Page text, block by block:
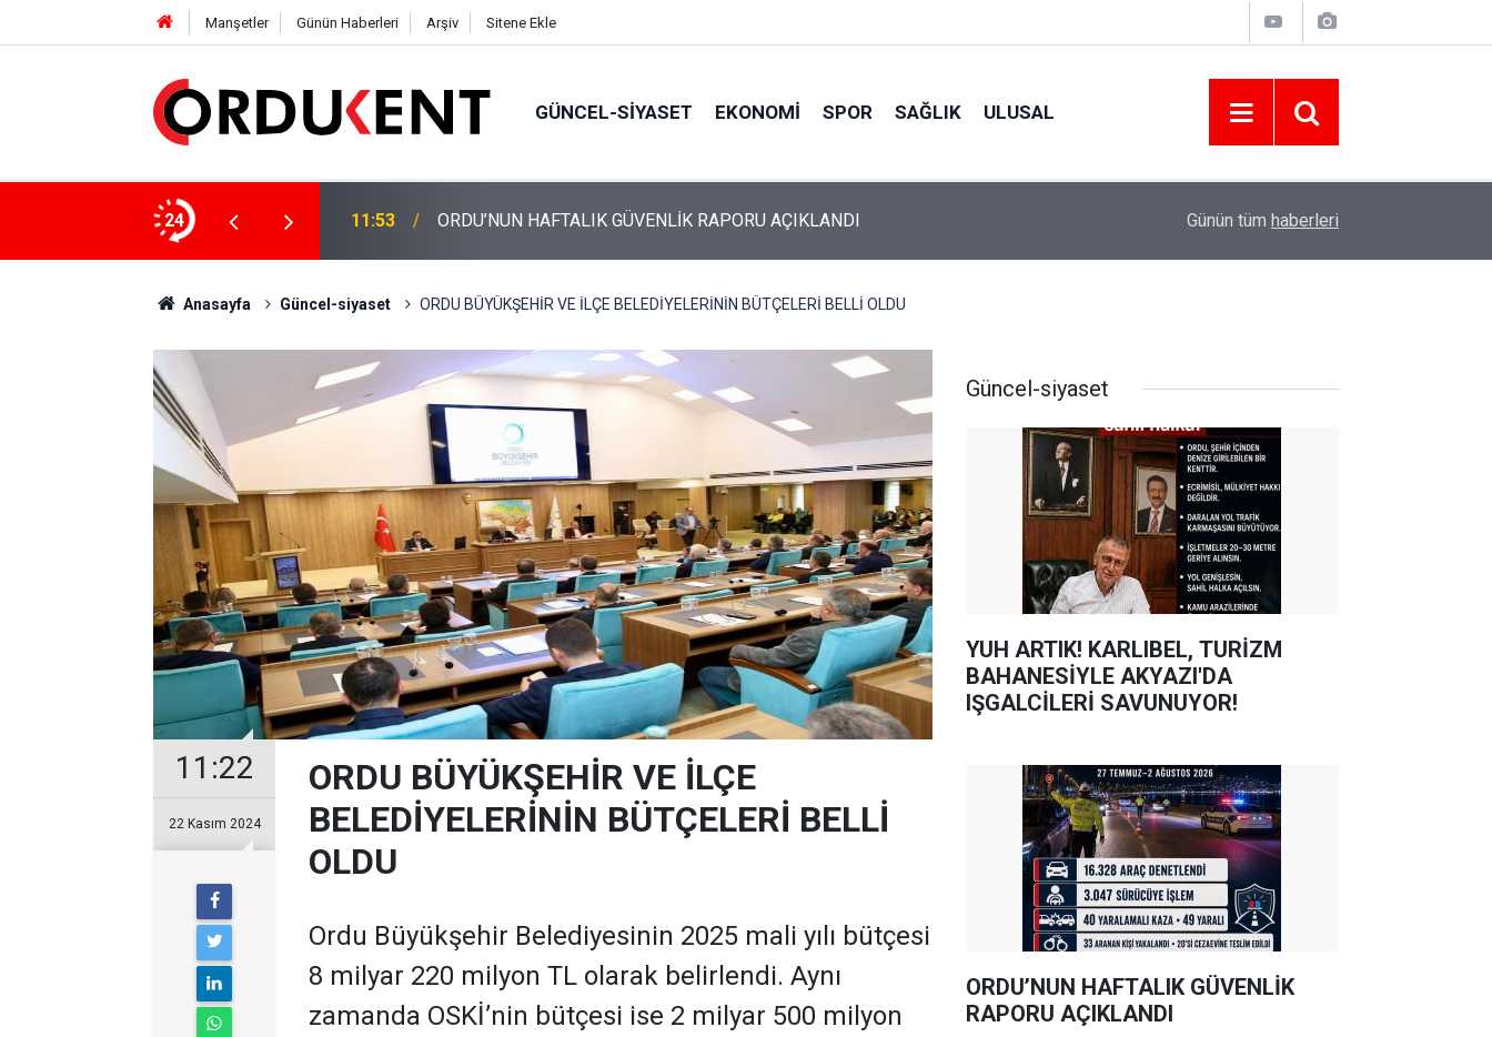
Manşetler Günün Haberleri Arşiv Sitene Ekle
GÜNCEL-SIYASET EKONOMI SPOR SAĞLIK ULUSAL
24 11:53 ORDU’NUN HAFTALIK GÜVENLİK RAPORU AÇIKLANDI 15-16 AĞUSTOS 2026 TARİHLERİNDE
Günün tüm haberleri
Anasayfa Güncel-siyaset ORDU BÜYÜKŞEHİR VE İLÇE BELEDİYELERİNİN BÜTÇELERİ BELLİ OLDU
11:22
22 Kasım 2024
ORDU BÜYÜKŞEHİR VE İLÇE
BELEDİYELERİNİN BÜTÇELERİ BELLİ
OLDU
Ordu Büyükşehir Belediyesinin 2025 mali yılı bütçesi
8 milyar 220 milyon TL olarak belirlendi. Aynı
zamanda OSKİ’nin bütçesi ise 2 milyar 500 milyon
Güncel-siyaset
YUH ARTIK! KARLIBEL, TURİZM
BAHANESİYLE AKYAZI'DA
IŞGALCİLERİ SAVUNUYOR!
ORDU’NUN HAFTALIK GÜVENLİK
RAPORU AÇIKLANDI